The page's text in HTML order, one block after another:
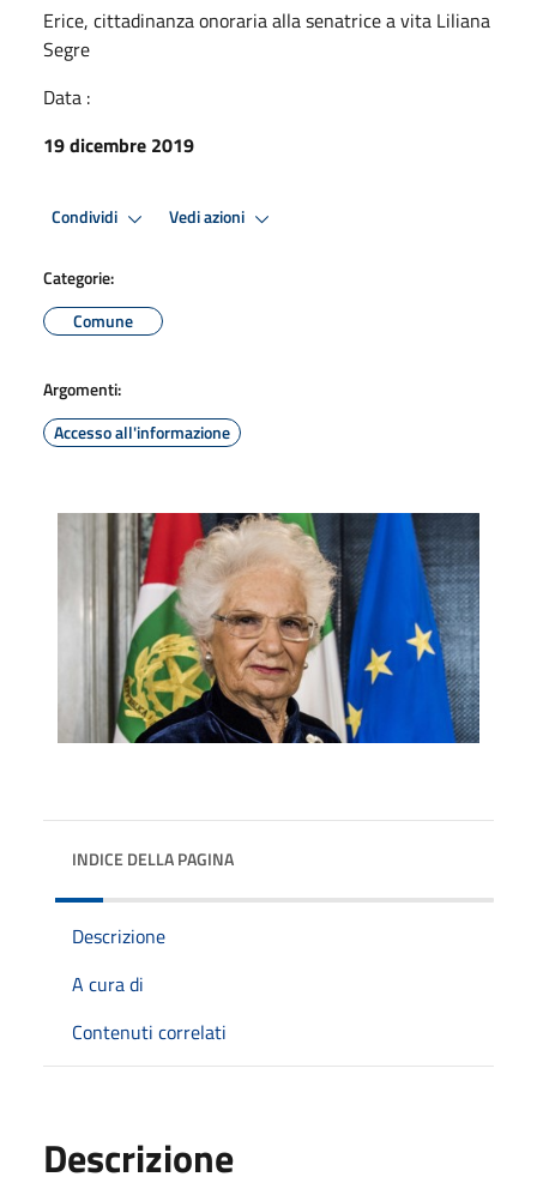
Erice, cittadinanza onoraria alla senatrice a vita Liliana
Segre
Data :
19 dicembre 2019
Condividi Vedi azioni
Categorie:
Comune
Argomenti:
Accesso all'informazione
INDICE DELLA PAGINA
Descrizione
A cura di
Contenuti correlati
Descrizione